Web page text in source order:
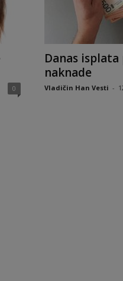
0
Danas isplata
naknade
Vladičin Han Vesti -